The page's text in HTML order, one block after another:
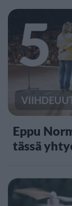
5
Eppu
tässä